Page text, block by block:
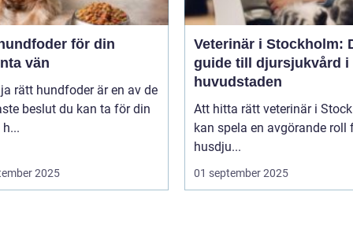
för din
vän
rätt hundfoder är en av de
beslut du kan ta för din
2025
Veterinär i Stockholm:
guide till djursjukvård i
huvudstaden
Att hitta rätt veterinär i
kan spela en avgörande roll
husdju...
01 september 2025